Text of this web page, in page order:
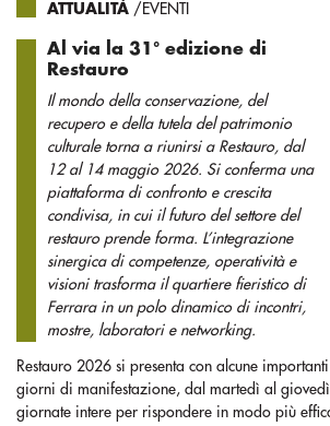
ATTUALITÀ /EVENTI
Al via la 31° edizione di
Restauro
Il mondo della conservazione, del
recupero e della tutela del patrimonio
culturale torna a riunirsi a Restauro, dal
12 al 14 maggio 2026. Si conferma una
piattaforma di confronto e crescita
condivisa, in cui il futuro del settore del
restauro prende forma. L’integrazione
sinergica di competenze, operatività e
visioni trasforma il quartiere fieristico di
Ferrara in un polo dinamico di incontri,
mostre, laboratori e networking.
Restauro 2026 si presenta con alcune
giorni di manifestazione, dal martedì al
giornate intere per rispondere in modo più